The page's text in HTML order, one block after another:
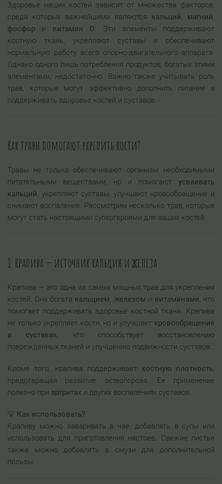
Здоровье наших костей зависит от множества факторов,
среди которых важнейшими являются кальций, магний,
фосфор и витамин D. Эти элементы поддерживают
костную ткань, укрепляют суставы и обеспечивают
нормальную работу всего опорно-двигательного аппарата.
Однако одного лишь потребления продуктов, богатых этими
элементами, недостаточно. Важно также учитывать роль
трав, которые могут эффективно дополнить питание и
поддерживать здоровье костей и суставов.
Как травы помогают укрепить кости?
Травы не только обеспечивают организм необходимыми
питательными веществами, но и помогают усваивать
кальций, укрепляют суставы, улучшают кровообращение и
снимают воспаления. Рассмотрим несколько трав, которые
могут стать настоящими супергероями для ваших костей.
1. Крапива — источник кальция и железа
Крапива — это одна из самых мощных трав для укрепления
костей. Она богата кальцием, железом и витаминами, что
помогает поддерживать здоровье костной ткани. Крапива
не только укрепляет кости, но и улучшает кровообращение
в суставах, что способствует восстановлению
поврежденных тканей и улучшению подвижности суставов.
Кроме того, крапива поддерживает костную плотность,
предотвращая развитие остеопороза. Ее применение
полезно при артритах и других воспалениях суставов.
💡 Как использовать?
Крапиву можно заваривать в чае, добавлять в супы или
использовать для приготовления настоев. Свежие листья
также можно добавлять в смузи для дополнительной
пользы.